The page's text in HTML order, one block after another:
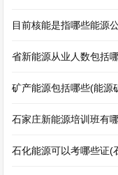
目前核能是指哪些能源
省新能源从业人数包括
矿产能源包括哪些(能源
石家庄新能源培训班有
石化能源可以考哪些证(